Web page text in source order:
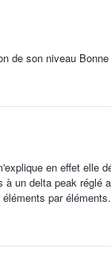
de son niveau
en effet elle
un delta peak réglé
par